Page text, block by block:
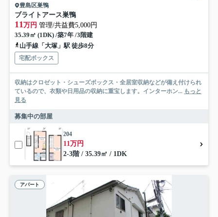
豊島区巣鴨
ブライトアース巣鴨
11万円 管理/共益費5,000円
35.39㎡ (1DK) /築7年 /3階建
山手線「大塚」駅 徒歩8分
宅配ボックス
収納はクロゼット・シューズボックス・全居室収納などが備え付けられ
ているので、衣類や日用品の収納に重宝します。インターホン... もっと
見る
募集中の部屋
204
11万円
2-3階 / 35.39㎡ / 1DK
アパート